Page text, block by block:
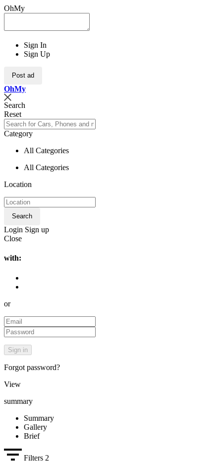
OhMy
Sign In
Sign Up
Post ad
OhMy
Search
Reset
Category
All Categories
All Categories
Location
Search
Login Sign up
Close
with:
or
Forgot password?
View
summary
Summary
Gallery
Brief
Filters 2